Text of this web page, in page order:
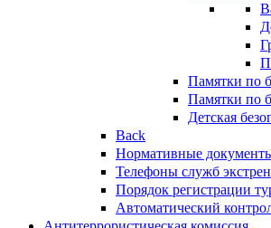
Памятки по
Памятки по
Детская
Back
Нормативные
Телефоны служб
Порядок регистрации
Автоматический